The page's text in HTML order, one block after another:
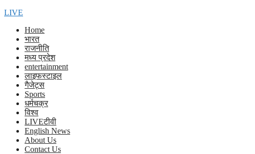
LIVE
Home
भारत
राजनीति
मध्य प्रदेश
entertainment
लाइफस्टाइल
गैजेट्स
Sports
धर्मचक्र
विश्व
LIVEटीवी
English News
About Us
Contact Us